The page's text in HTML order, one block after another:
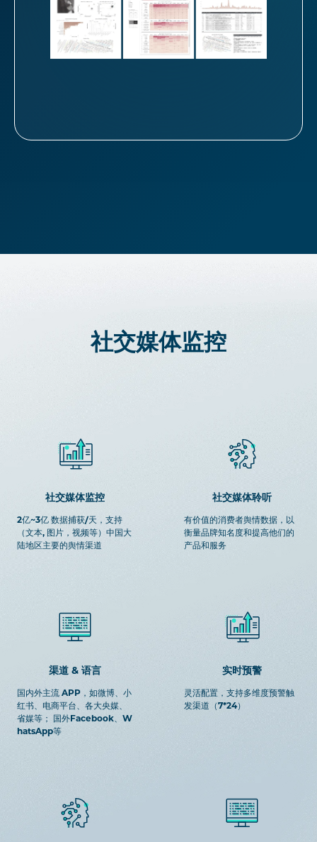
社交媒体监控
社交媒体监控
2亿~3亿 数据捕获/天，支持
（文本, 图片，视频等）中国大
陆地区主要的舆情渠道
社交媒体聆听
有价值的消费者舆情数据，以
衡量品牌知名度和提高他们的
产品和服务
渠道 & 语言
国内外主流 APP，如微博、小
红书、电商平台、各大央媒、
省媒等； 国外Facebook、W
hatsApp等
实时预警
灵活配置，支持多维度预警触
发渠道（7*24）